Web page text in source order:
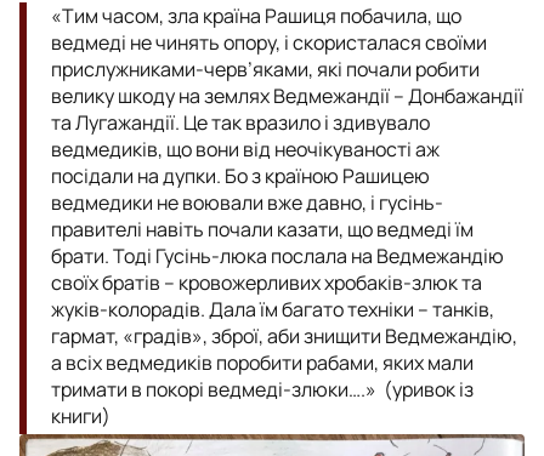
«Тим часом, зла країна Рашиця побачила, що
ведмеді не чинять опору, і скористалася своїми
прислужниками-черв’яками, які почали робити
велику шкоду на землях Ведмежандії – Донбажандії
та Лугажандії. Це так вразило і здивувало
ведмедиків, що вони від неочікуваності аж
посідали на дупки. Бо з країною Рашицею
ведмедики не воювали вже давно, і гусінь-
правителі навіть почали казати, що ведмеді їм
брати. Тоді Гусінь-люка послала на Ведмежандію
своїх братів – кровожерливих хробаків-злюк та
жуків-колорадів. Дала їм багато техніки – танків,
гармат, «градів», зброї, аби знищити Ведмежандію,
а всіх ведмедиків поробити рабами, яких мали
тримати в покорі ведмеді-злюки….» (уривок із
книги)